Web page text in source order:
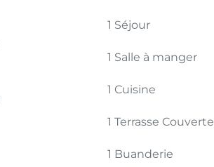
1 Séjour
1 Salle à manger
1 Cuisine
1 Terrasse Couverte
1 Buanderie